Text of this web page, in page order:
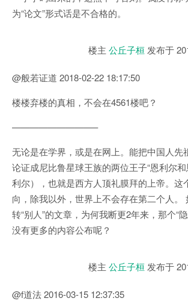
为“论文”形式话是不合格的。
楼主 公丘子桓 发布于
@般若证道 2018-02-22 18:17:50
楼楼弃楼的真相，不会在4561楼吧？
—————————–
无论是在学界，或是在网上。能把中国人先
论证成尼比鲁星球王族的两位王子“恩利尔
利尔），也就是西方人顶礼膜拜的上帝。这
向，除我以外，世界上不会存在第二个人。
转“别人”的文章，为何我断更2年来，那个“
没有更多的内容公布呢？
楼主 公丘子桓 发布于
@f道法 2016-03-15 12:37:35